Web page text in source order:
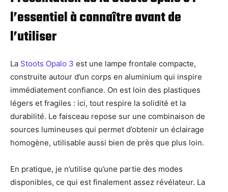
l’essentiel à connaître avant de
l’utiliser
La Stoots Opalo 3 est une lampe frontale compacte,
construite autour d’un corps en aluminium qui inspire
immédiatement confiance. On est loin des plastiques
légers et fragiles : ici, tout respire la solidité et la
durabilité. Le faisceau repose sur une combinaison de
sources lumineuses qui permet d’obtenir un éclairage
homogène, utilisable aussi bien de près que plus loin.
En pratique, je n’utilise qu’une partie des modes
disponibles, ce qui est finalement assez révélateur. La